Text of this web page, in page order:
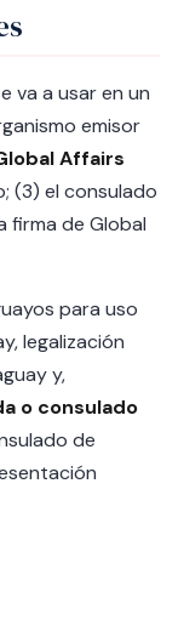
va a usar en un
emisor
Affairs
(3) el consulado
firma de Global
para uso
legalización
y,
o consulado
de